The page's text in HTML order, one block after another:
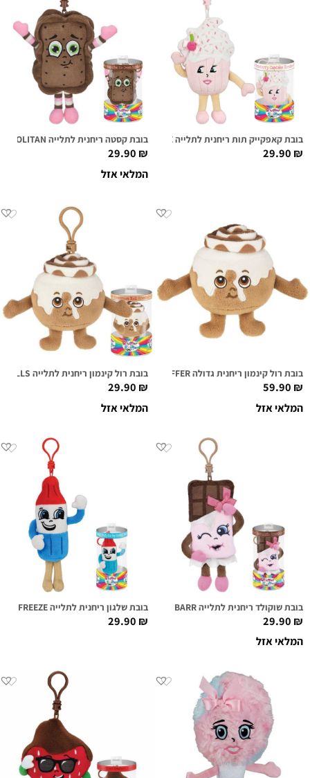
בובת קאפקייק תות ריחנית לתלייה SUGAR CAKE
29.90₪
בובת קסטה ריחנית לתלייה NEAL O. POLITAN
29.90₪
המלאי אזל
בובת רול קינמון ריחנית גדולה HOWIE ROLLS SUPER SNIFFER
59.90₪
המלאי אזל
בובת רול קינמון ריחנית לתלייה HOWIE ROLLS
29.90₪
המלאי אזל
בובת שוקולד ריחנית לתלייה CANDI BARR
29.90₪
המלאי אזל
בובת שלגון ריחנית לתלייה APOLLO FREEZE
29.90₪